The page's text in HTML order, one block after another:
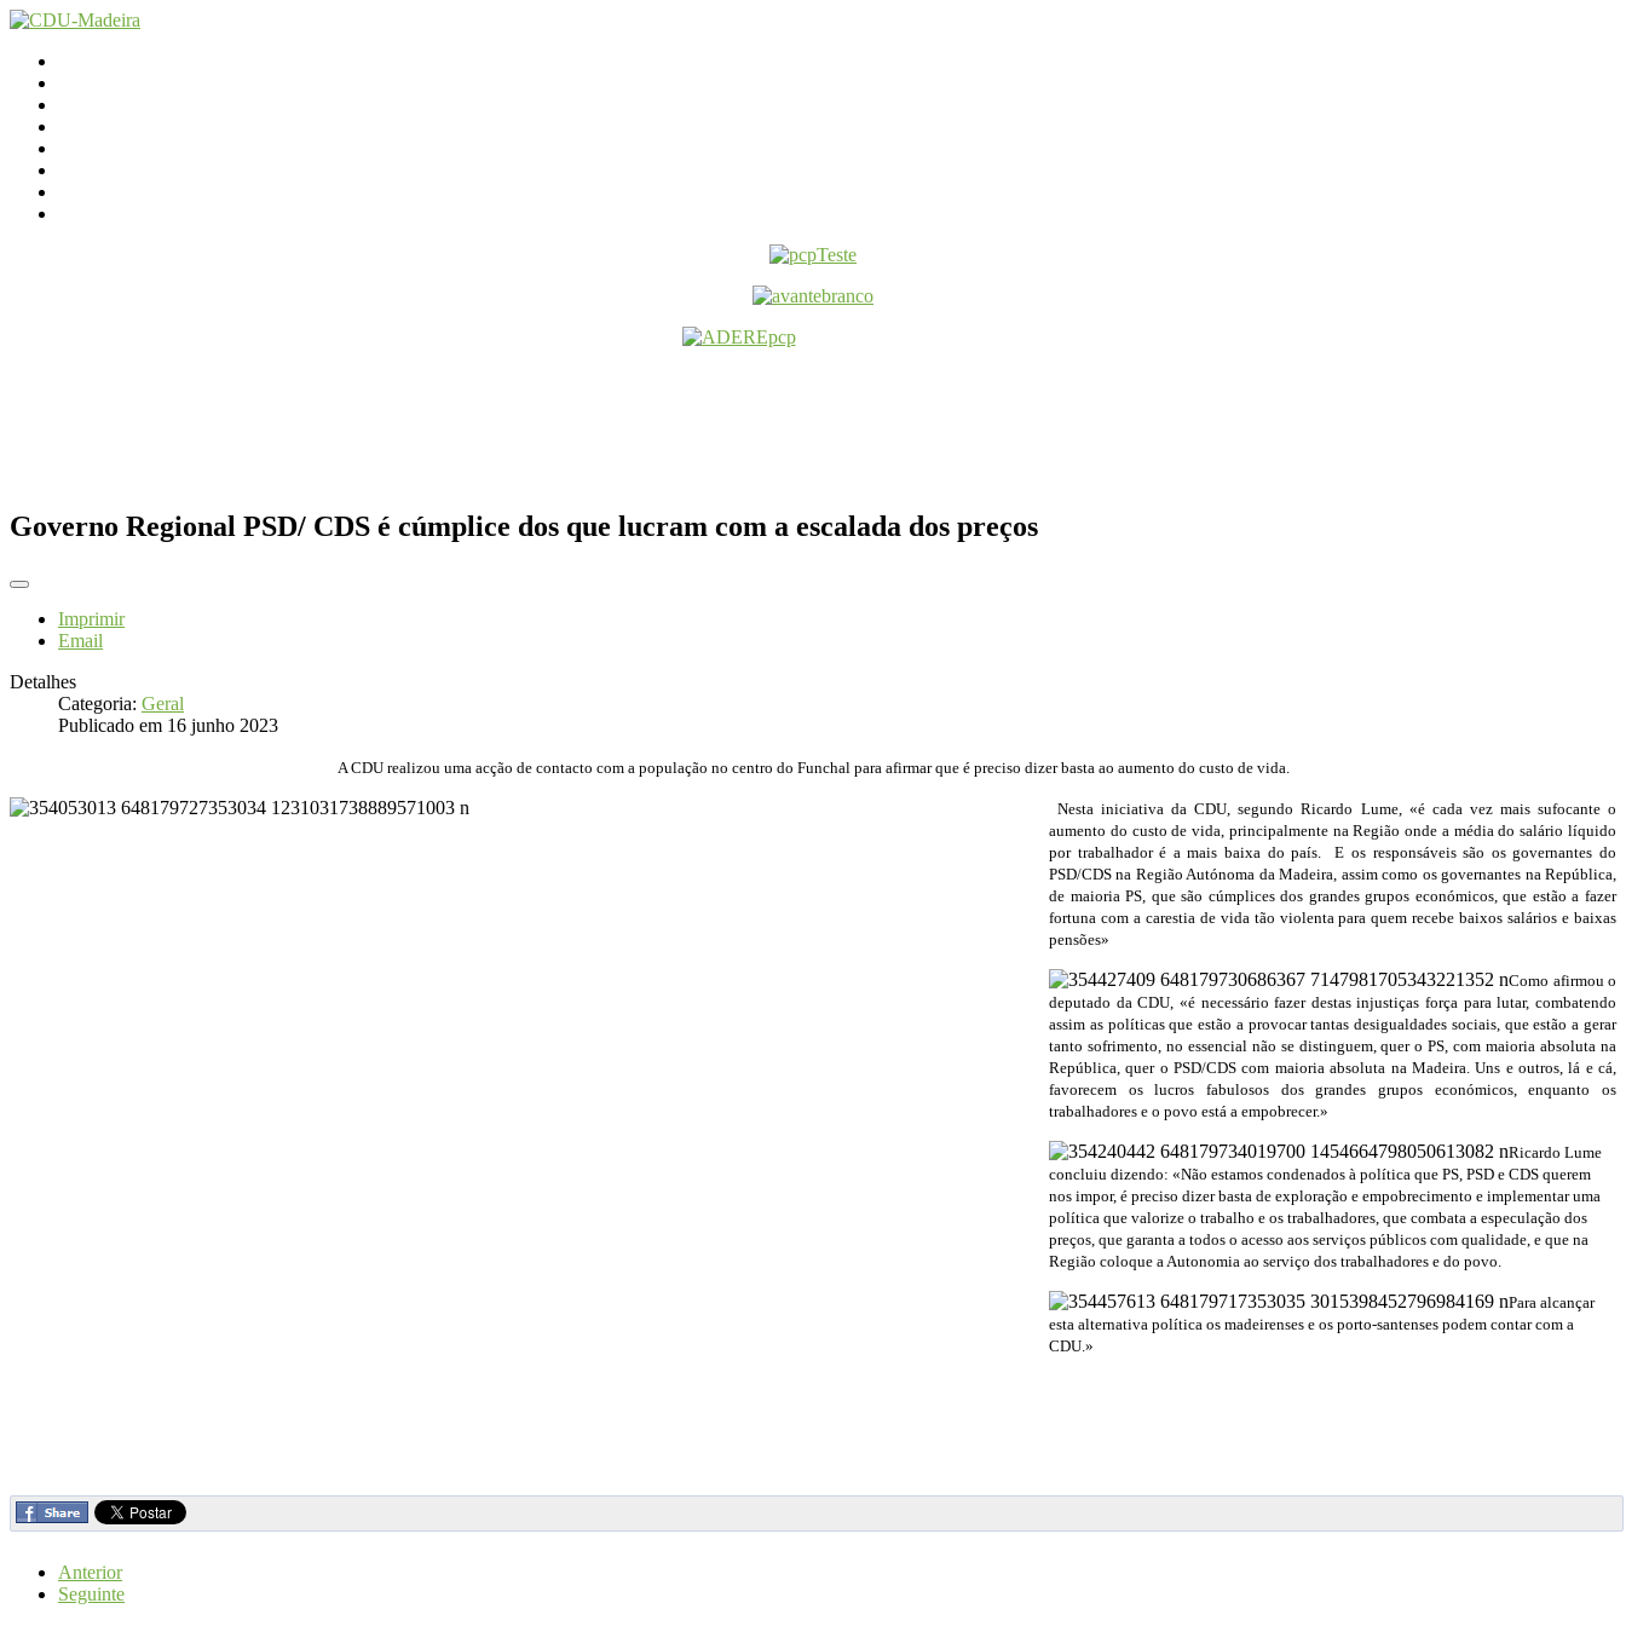
Governo Regional PSD/ CDS é cúmplice dos que lucram com a escalada dos preços
Imprimir
Email
Detalhes
Categoria: Geral
Publicado em 16 junho 2023
A CDU realizou uma acção de contacto com a população no centro do Funchal para afirmar que é preciso dizer basta ao aumento do custo de vida.
Nesta iniciativa da CDU, segundo Ricardo Lume, «é cada vez mais sufocante o
aumento do custo de vida, principalmente na Região onde a média do salário líquido
por trabalhador é a mais baixa do país. E os responsáveis são os governantes do
PSD/CDS na Região Autónoma da Madeira, assim como os governantes na República,
de maioria PS, que são cúmplices dos grandes grupos económicos, que estão a fazer
fortuna com a carestia de vida tão violenta para quem recebe baixos salários e baixas
pensões»
Como afirmou o
deputado da CDU, «é necessário fazer destas injustiças força para lutar, combatendo
assim as políticas que estão a provocar tantas desigualdades sociais, que estão a gerar
tanto sofrimento, no essencial não se distinguem, quer o PS, com maioria absoluta na
República, quer o PSD/CDS com maioria absoluta na Madeira. Uns e outros, lá e cá,
favorecem os lucros fabulosos dos grandes grupos económicos, enquanto os
trabalhadores e o povo está a empobrecer.»
Ricardo Lume
concluiu dizendo: «Não estamos condenados à política que PS, PSD e CDS querem
nos impor, é preciso dizer basta de exploração e empobrecimento e implementar uma
política que valorize o trabalho e os trabalhadores, que combata a especulação dos
preços, que garanta a todos o acesso aos serviços públicos com qualidade, e que na
Região coloque a Autonomia ao serviço dos trabalhadores e do povo.
Para alcançar
esta alternativa política os madeirenses e os porto-santenses podem contar com a
CDU.»
Anterior
Seguinte